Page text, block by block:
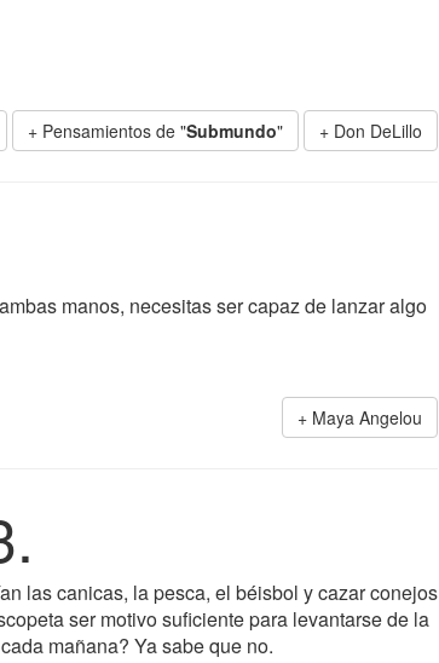
+ Pensamientos de "Submundo" Don DeLillo
manos, necesitas ser capaz de lanzar algo
Maya Angelou
las canicas, la pesca, el béisbol y cazar conejos
ser motivo suficiente para levantarse de la
mañana? Ya sabe que no.